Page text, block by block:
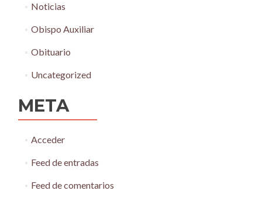
Noticias
Obispo Auxiliar
Obituario
Uncategorized
META
Acceder
Feed de entradas
Feed de comentarios